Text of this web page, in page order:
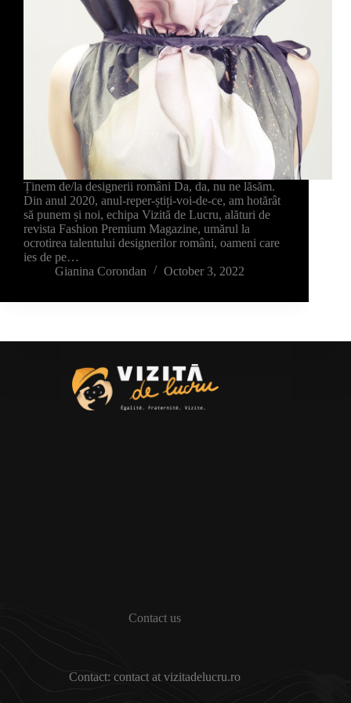
Ținem de/la designerii români Da, da, nu ne lăsăm.
Din anul 2020, anul-reper-știți-voi-de-ce, am hotărât
să punem și noi, echipa Vizită de Lucru, alături de
revista Fashion Premium Magazine, umărul la
ocrotirea talentului designerilor români, oameni care
ies de pe…
Gianina Corondan
October 3, 2022
Contact us
Contact: contact at vizitadelucru.ro